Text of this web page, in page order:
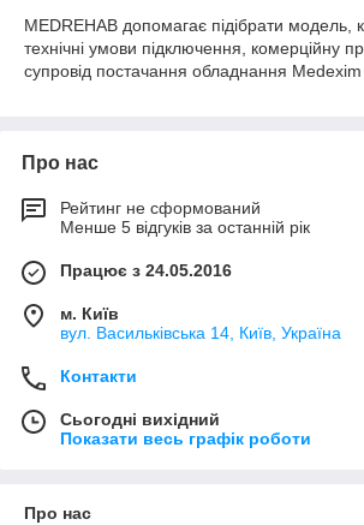
MEDREHAB допомагає підібрати модель,
технічні умови підключення, комерційну
супровід постачання обладнання Medexim
Про нас
Рейтинг не сформований
Менше 5 відгуків за останній рік
Працює з 24.05.2016
м. Київ
вул. Васильківська 14, Київ, Україна
Контакти
Сьогодні вихідний
Показати весь графік роботи
Про нас